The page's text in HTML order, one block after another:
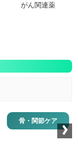
がん関連薬
骨・関節ケア ›